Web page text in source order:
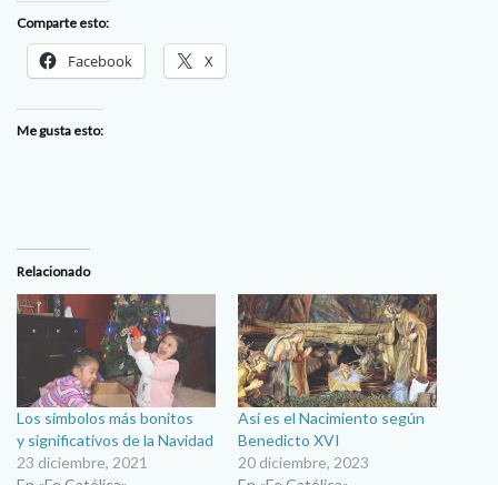
Comparte esto:
Facebook X
Me gusta esto:
Relacionado
Los símbolos más bonitos
y significativos de la Navidad
23 diciembre, 2021
Así es el Nacimiento según
Benedicto XVI
20 diciembre, 2023